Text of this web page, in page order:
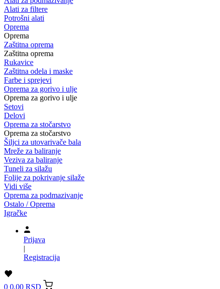
Alati za filtere
Potrošni alati
Oprema
Oprema
Zaštitna oprema
Zaštitna oprema
Rukavice
Zaštitna odela i maske
Farbe i sprejevi
Oprema za gorivo i ulje
Oprema za gorivo i ulje
Setovi
Delovi
Oprema za stočarstvo
Oprema za stočarstvo
Šiljci za utovarivače bala
Mreže za baliranje
Veziva za baliranje
Tuneli za silažu
Folije za pokrivanje silaže
Vidi više
Oprema za podmazivanje
Ostalo / Oprema
Igračke
Prijava
|
Registracija
0 0,00 RSD